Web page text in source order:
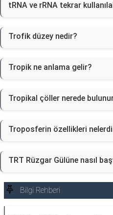
tRNA ve rRNA tekrar
Trofik düzey nedir?
Tropik ne anlama gelir?
Tropikal çöller nerede
Troposferin özellikleri
TRT Rüzgar Gülüne nasıl
Bilgi Rehberi